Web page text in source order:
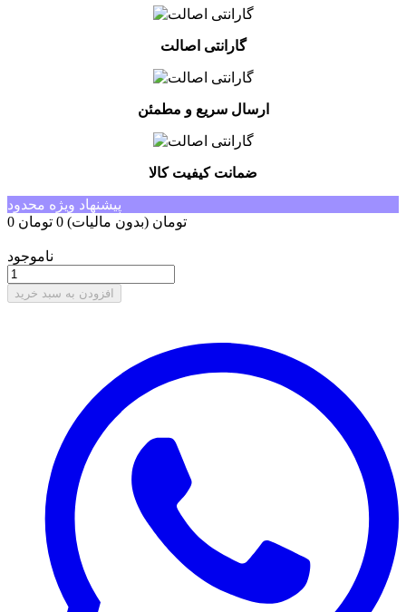
گارانتی اصالت
ارسال سریع و مطمئن
ضمانت کیفیت کالا
پیشنهاد ویژه محدود
0 تومان (بدون مالیات) 0 تومان
ناموجود
افزودن به سبد خرید